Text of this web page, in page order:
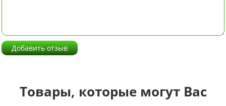
Добавить отзыв
Товары, которые могут Вас